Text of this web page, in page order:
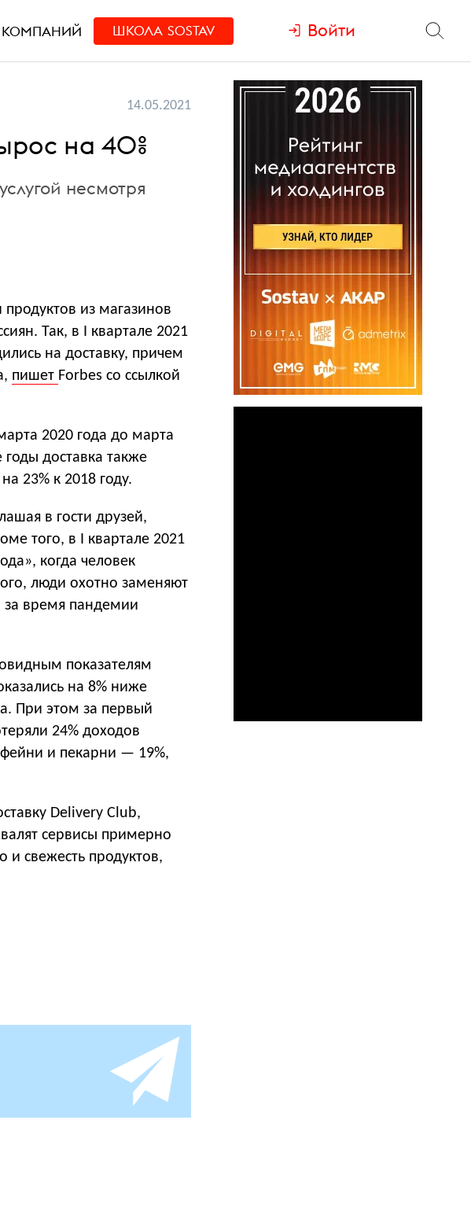
КОМПАНИЙ ШКОЛА SOSTAV Войти
14.05.2021
на 40%
несмотря
из магазинов
Так, в I квартале 2021
на доставку, причем
пишет Forbes со ссылкой
2020 года до марта
доставка также
23% к 2018 году.
в гости друзей,
того, в I квартале 2021
когда человек
люди охотно заменяют
за время пандемии
показателям
на 8% ниже
При этом за первый
24% доходов
и пекарни — 19%,
Delivery Club,
сервисы примерно
и свежесть продуктов,